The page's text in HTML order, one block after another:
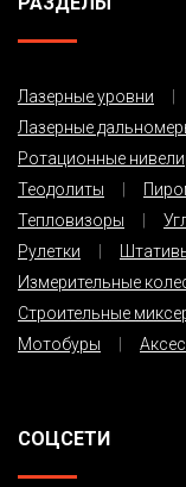
Лазерные уровни
Лазерные
Ротационные
Теодолиты
Тепловизоры
Рулетки
Измерительные
Строительные
Мотобуры
СОЦСЕТИ